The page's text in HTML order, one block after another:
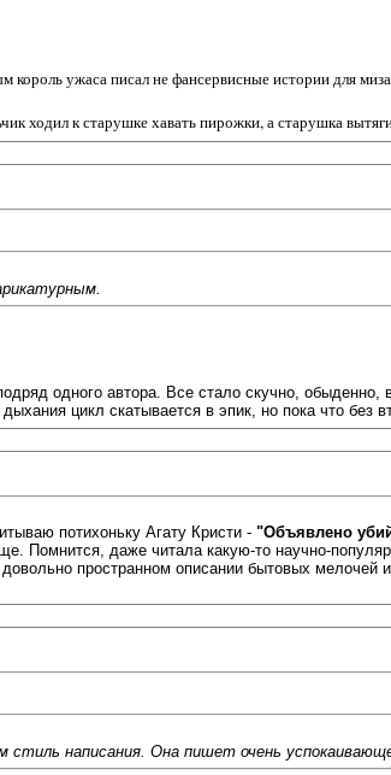
король ужаса писал не фансервисные истории для
ходил к старушке хавать пирожки, а старушка
одного автора. Все стало скучно, обыденно,
цикл скатывается в эпик, но пока что без
потихоньку Агату Кристи - "Объявлено
Помнится, даже читала какую-то научно-
пространном описании бытовых мелочей
написания. Она пишет очень